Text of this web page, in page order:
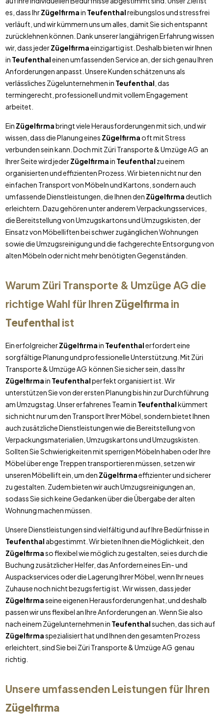
es, dass IhrZügelfirmain Teufenthalreibungslos und stressfrei
verläuft, und wir kümmern uns um alles, damit Sie sich entspannt
zurücklehnen können. Dank unserer langjährigen Erfahrung wissen
wir, dass jederZügelfirmaeinzigartig ist. Deshalb bieten wir Ihnen
in Teufenthaleinen umfassenden Service an, der sich genau Ihren
Anforderungen anpasst. Unsere Kunden schätzen uns als
verlässliches Zügelunternehmen in Teufenthal , das
termingerecht, professionell und mit vollem Engagement
arbeitet.
Ein Zügelfirmabringt viele Herausforderungen mit sich, und wir
wissen, dass die Planung eines Zügelfirmaoft mit Stress
verbunden sein kann. Doch mit Züri Transporte & Umzüge AG an
Ihrer Seite wird jederZügelfirmain Teufenthal zu einem
organisierten und effizienten Prozess. Wir bieten nicht nur den
einfachen Transport von Möbeln und Kartons, sondern auch
umfassende Dienstleistungen, die Ihnen den Zügelfirmadeutlich
erleichtern. Dazu gehören unter anderem Verpackungsservices,
die Bereitstellung von Umzugskartons und Umzugskisten, der
Einsatz von Möbelliften bei schwer zugänglichen Wohnungen
sowie die Umzugsreinigung und die fachgerechte Entsorgung von
alten Möbeln oder nicht mehr benötigten Gegenständen.
Warum Züri Transporte & Umzüge AG die
richtige Wahl für Ihren Zügelfirmain
Teufenthalist
Ein erfolgreicherZügelfirmain Teufenthalerfordert eine
sorgfältige Planung und professionelle Unterstützung. Mit Züri
Transporte & Umzüge AG können Sie sicher sein, dass Ihr
Zügelfirmain Teufenthalperfekt organisiert ist. Wir
unterstützen Sie von der ersten Planung bis hin zur Durchführung
am Umzugstag. Unser erfahrenes Team in Teufenthalkümmert
sich nicht nur um den Transport Ihrer Möbel, sondern bietet Ihnen
auch zusätzliche Dienstleistungen wie die Bereitstellung von
Verpackungsmaterialien, Umzugskartons und Umzugskisten.
Sollten Sie Schwierigkeiten mit sperrigen Möbeln haben oder Ihre
Möbel über enge Treppen transportieren müssen, setzen wir
unseren Möbellift ein, um den Zügelfirmaeffizienter und sicherer
zu gestalten. Zudem bieten wir auch Umzugsreinigungen an,
sodass Sie sich keine Gedanken über die Übergabe der alten
Wohnung machen müssen.
Unsere Dienstleistungen sind vielfältig und auf Ihre Bedürfnisse in
Teufenthal abgestimmt. Wir bieten Ihnen die Möglichkeit, den
Zügelfirmaso flexibel wie möglich zu gestalten, sei es durch die
Buchung zusätzlicher Helfer, das Anfordern eines Ein- und
Auspackservices oder die Lagerung Ihrer Möbel, wenn Ihr neues
Zuhause noch nicht bezugsfertig ist. Wir wissen, dass jeder
Zügelfirmaseine eigenen Herausforderungen hat, und deshalb
passen wir uns flexibel an Ihre Anforderungen an. Wenn Sie also
nach einem Zügelunternehmen in Teufenthalsuchen, das sich auf
Zügelfirmaspezialisiert hat und Ihnen den gesamten Prozess
erleichtert, sind Sie bei Züri Transporte & Umzüge AG genau
richtig.
Unsere umfassenden Leistungen für Ihren
Zügelfirma